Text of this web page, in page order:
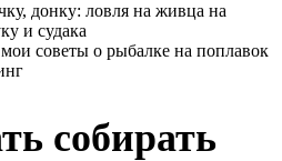
донку: ловля на живца на
и судака
советы о рыбалке на поплавок
собирать